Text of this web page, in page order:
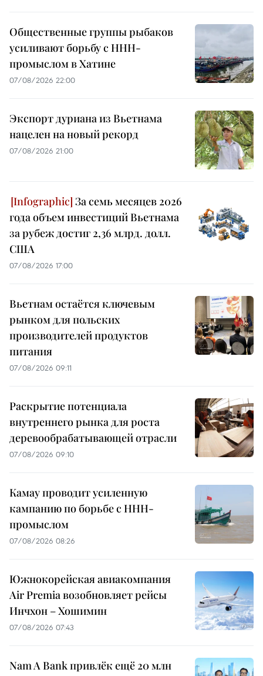
Общественные группы рыбаков
усиливают борьбу с ННН-
промыслом в Хатине
07/08/2026 22:00
Экспорт дуриана из Вьетнама
нацелен на новый рекорд
07/08/2026 21:00
За семь месяцев 2026
года объем инвестиций Вьетнама
за рубеж достиг 2,36 млрд. долл.
США
07/08/2026 17:00
Вьетнам остаётся ключевым
рынком для польских
производителей продуктов
питания
07/08/2026 09:11
Раскрытие потенциала
внутреннего рынка для роста
деревообрабатывающей отрасли
07/08/2026 09:10
Камау проводит усиленную
кампанию по борьбе с ННН-
промыслом
07/08/2026 08:26
Южнокорейская авиакомпания
Air Premia возобновляет рейсы
Инчхон – Хошимин
07/08/2026 07:43
Nam A Bank привлёк ещё 20 млн